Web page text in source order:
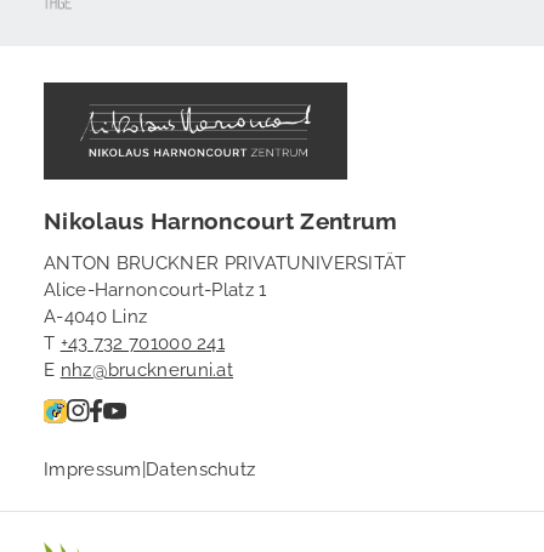
Nikolaus Harnoncourt Zentrum
ANTON BRUCKNER PRIVATUNIVERSITÄT
Alice-Harnoncourt-Platz 1
A-4040 Linz
T +43 732 701000 241
E nhz@bruckneruni.at
Impressum|Datenschutz